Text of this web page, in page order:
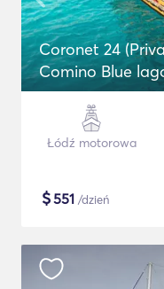
Coronet 24
Comino Blue
Łódź motorowa
$551 /dzień